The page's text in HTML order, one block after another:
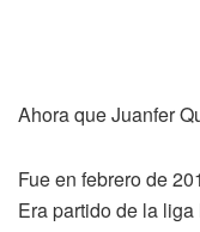
Ahora que Juanfer
Fue en febrero de
Era partido de la liga